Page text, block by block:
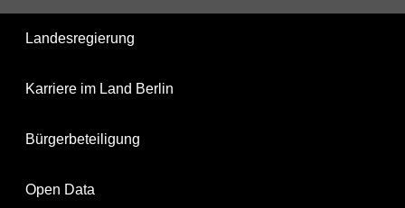
Landesregierung
Karriere im Land Berlin
Bürgerbeteiligung
Open Data